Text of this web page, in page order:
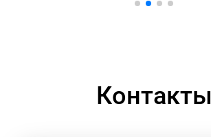
Контакты